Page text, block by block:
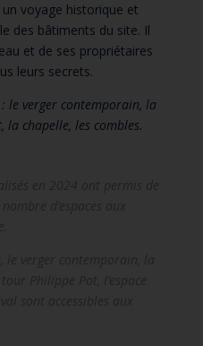
voyage historique et
des bâtiments du site. Il
et de ses propriétaires
leurs secrets.
: le verger contemporain, la
la chapelle, les combles.